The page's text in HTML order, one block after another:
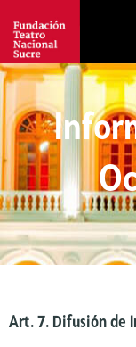
Art. 7. Difusión de